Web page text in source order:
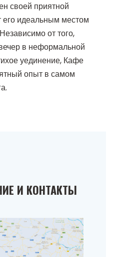
своей приятной
его идеальным местом
от того,
в неформальной
уединение, Кафе
опыт в самом
И КОНТАКТЫ